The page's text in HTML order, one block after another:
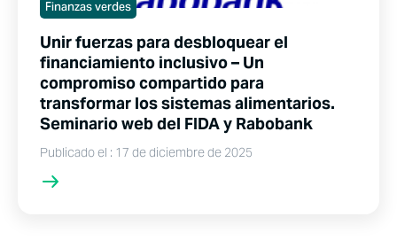
Finanzas verdes
Unir fuerzas para desbloquear el
financiamiento inclusivo – Un
compromiso compartido para
transformar los sistemas alimentarios.
Seminario web del FIDA y Rabobank
Publicado el : 17 de diciembre de 2025